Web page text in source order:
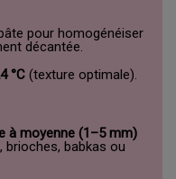
pour homogénéiser
décantée.
°C (texture optimale).
à moyenne (1–5 mm)
brioches, babkas ou